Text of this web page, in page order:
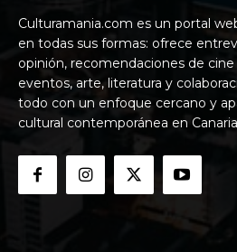
Culturamania.com es un portal
en todas sus formas: ofrece
opinión, recomendaciones de cine
eventos, arte, literatura y
todo con un enfoque cercano y
cultural contemporánea en